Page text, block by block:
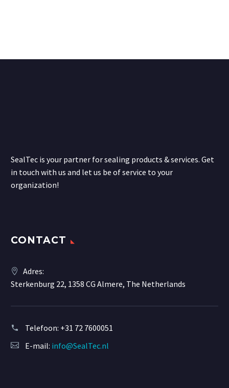
SealTec is your partner for sealing products & services. Get
in touch with us and let us be of service to your
organization!
CONTACT
Adres:
Sterkenburg 22, 1358 CG Almere, The Netherlands
Telefoon: +31 72 7600051
E-mail: info@SealTec.nl